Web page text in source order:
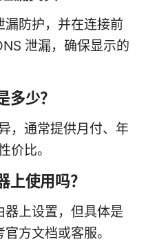
防护，并在连接前
泄漏，确保显示的
少？
，通常提供月付、年
价比。
使用吗？
器上设置，但具体是
方文档或客服。